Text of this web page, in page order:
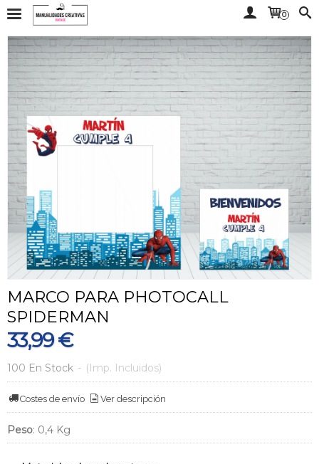
0
MARCO PARA PHOTOCALL
SPIDERMAN
33,99 €
100 En Stock - (Imp. Incluidos)
Costes de envío Ver descripción
Peso: 0,4 Kg